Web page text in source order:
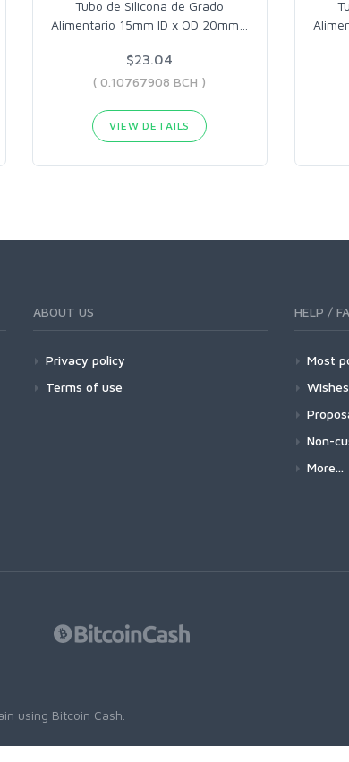
Tubo de Silicona de Grado
Alimentario 15mm ID x OD 20mm
$23.04
( 0.10767908 BCH )
VIEW DETAILS
ABOUT US
Privacy policy
Terms of use
HELP /
Most
Wishes
Non-
More...
using Bitcoin Cash